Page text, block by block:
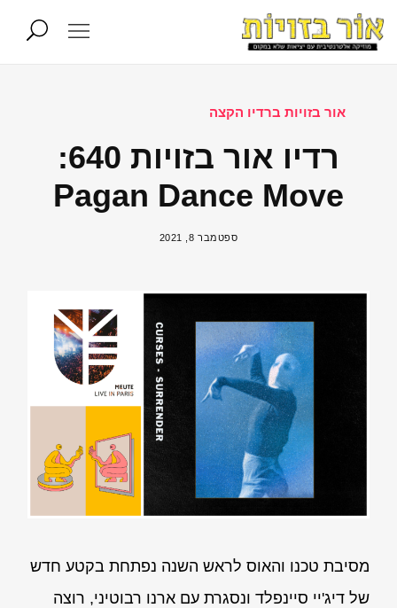
אור בזויות ברדיו הקצה
רדיו אור בזויות 640:
Pagan Dance Move
ספטמבר 8, 2021
מסיבת טכנו והאוס לראש השנה נפתחת בקטע חדש
של דיג'יי סיינפלד ונסגרת עם ארנו רבוטיני, רוצה